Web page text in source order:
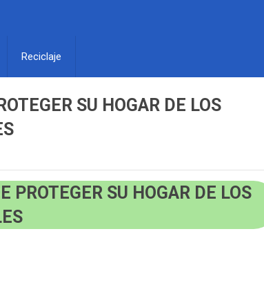
Reciclaje
SU HOGAR DE LOS
PROTEGER SU HOGAR DE LOS